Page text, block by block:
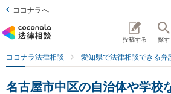
ココナラへ
投稿する 探す
ココナラ法律相談 愛知県で法律相談できる弁
名古屋市中区の自治体や学校